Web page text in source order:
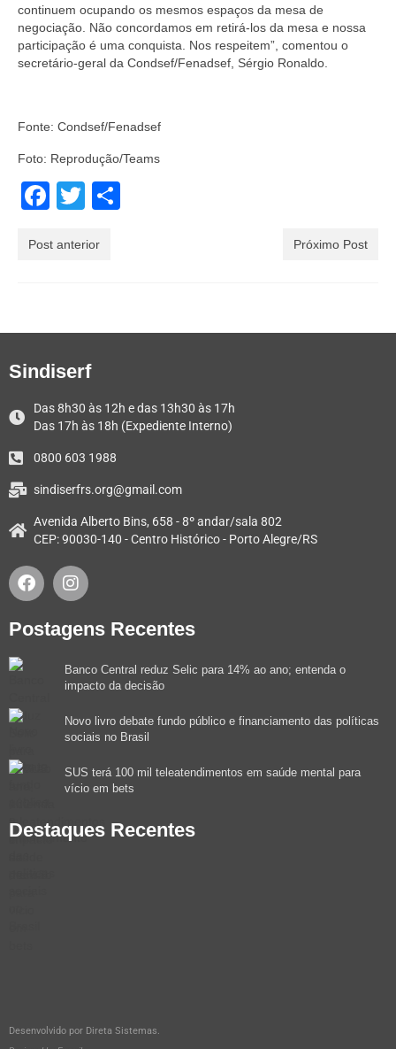
continuem ocupando os mesmos espaços da mesa de
negociação. Não concordamos em retirá-los da mesa e nossa
participação é uma conquista. Nos respeitem”, comentou o
secretário-geral da Condsef/Fenadsef, Sérgio Ronaldo.
Fonte: Condsef/Fenadsef
Foto: Reprodução/Teams
Facebook
Twitter
Post anterior Próximo Post
Sindiserf
Das 8h30 às 12h e das 13h30 às 17h
Das 17h às 18h (Expediente Interno)
0800 603 1988
sindiserfrs.org@gmail.com
Avenida Alberto Bins, 658 - 8º andar/sala 802
CEP: 90030-140 - Centro Histórico - Porto Alegre/RS
Postagens Recentes
Banco Central reduz Selic para 14% ao ano; entenda o
impacto da decisão
Novo livro debate fundo público e financiamento das políticas
sociais no Brasil
SUS terá 100 mil teleatendimentos em saúde mental para
vício em bets
Destaques Recentes
Desenvolvido por Direta Sistemas